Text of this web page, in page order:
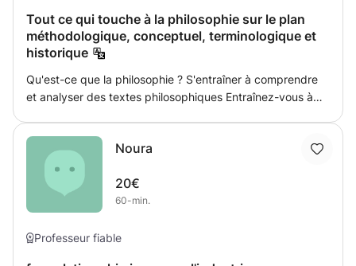
Tout ce qui touche à la philosophie sur le plan
méthodologique, conceptuel, terminologique et
historique
Qu'est-ce que la philosophie ? S'entraîner à comprendre
et analyser des textes philosophiques Entraînez-vous à
et précis Preuves philosophiques et implications
précieuses sur l'histoire de la philosophie Formation à la
pensée philosophique et au style critique Travailler sur les
devoirs et les corriger
Noura
20€
60-min.
Professeur fiable